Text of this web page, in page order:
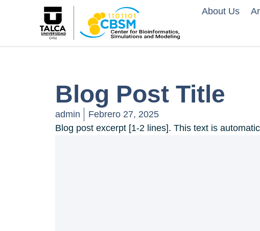
About Us
Blog Post Title
admin
Febrero 27, 2025
Blog post excerpt [1-2 lines]. This text is